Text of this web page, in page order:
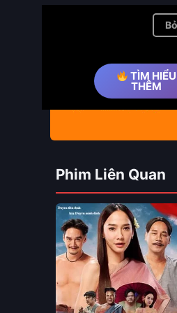
TÌM HIỂU
THÊM
Bỏ qua
Phim Liên Quan